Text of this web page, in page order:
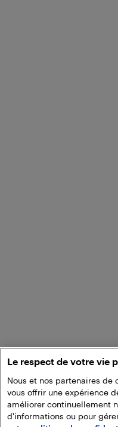
Le respect de votre vie
Nous et nos partenaires
vous offrir une expérience
améliorer continuellement
d'informations ou pour